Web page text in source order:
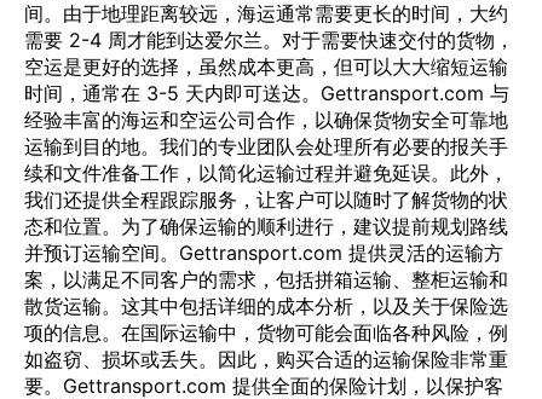
间。由于地理距离较远，海运通常需要更长的时间，大约
需要 2-4 周才能到达爱尔兰。对于需要快速交付的货物，
空运是更好的选择，虽然成本更高，但可以大大缩短运输
时间，通常在 3-5 天内即可送达。Gettransport.com 与
经验丰富的海运和空运公司合作，以确保货物安全可靠地
运输到目的地。我们的专业团队会处理所有必要的报关手
续和文件准备工作，以简化运输过程并避免延误。此外，
我们还提供全程跟踪服务，让客户可以随时了解货物的状
态和位置。为了确保运输的顺利进行，建议提前规划路线
并预订运输空间。Gettransport.com 提供灵活的运输方
案，以满足不同客户的需求，包括拼箱运输、整柜运输和
散货运输。这其中包括详细的成本分析，以及关于保险选
项的信息。在国际运输中，货物可能会面临各种风险，例
如盗窃、损坏或丢失。因此，购买合适的运输保险非常重
要。Gettransport.com 提供全面的保险计划，以保护客